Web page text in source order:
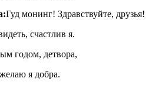
Гуд монинг! Здравствуйте, друзья!
счастлив я.
годом, детвора,
я добра.